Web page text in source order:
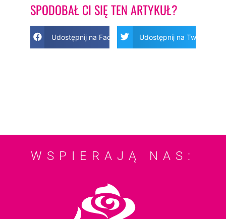
SPODOBAŁ CI SIĘ TEN ARTYKUŁ?
Udostępnij na Facebook Udostępnij na Twitter
WSPIERAJĄ NAS: